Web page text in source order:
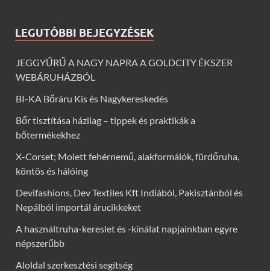
LEGUTÓBBI BEJEGYZÉSEK
JEGGYŰRŰ A NAGY NAPRA A GOLDCITY ÉKSZER
WEBÁRUHÁZBÓL
BI-KA Bőráru Kis és Nagykereskedés
Bőr tisztítása házilag – tippek és praktikák a
bőtermékekhez
X-Corset; Molett fehérnemű, alakformálók, fürdőruha,
köntös és hálóing
Devifashions, Dev Textiles Kft Indiából, Pakisztánból és
Nepálból importál árucikkeket
A használtruha-kereslet és -kínálat napjainkban egyre
népszerűbb
Aloldal szerkesztési segítség